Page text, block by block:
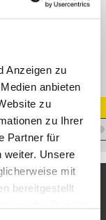
Anzeigen zu
anbieten
zu
zu Ihrer
Partner für
weiter. Unsere
mit
bereitgestellt
Edelstahl